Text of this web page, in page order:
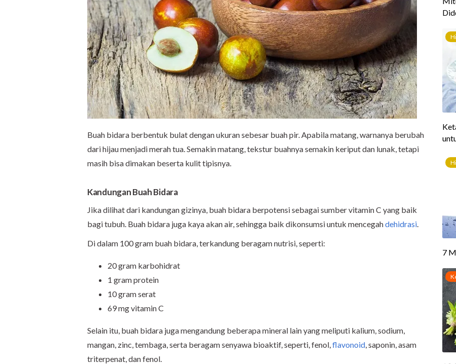
Buah bidara berbentuk bulat dengan ukuran sebesar buah pir. Apabila matang, warnanya berubah
dari hijau menjadi merah tua. Semakin matang, tekstur buahnya semakin keriput dan lunak, tetapi
masih bisa dimakan beserta kulit tipisnya.
Kandungan Buah Bidara
Jika dilihat dari kandungan gizinya, buah bidara berpotensi sebagai sumber vitamin C yang baik
bagi tubuh. Buah bidara juga kaya akan air, sehingga baik dikonsumsi untuk mencegahdehidrasi.
Di dalam 100 gram buah bidara, terkandung beragam nutrisi, seperti:
20 gram karbohidrat
1 gram protein
10 gram serat
69 mg vitamin C
Selain itu, buah bidara juga mengandung beberapa mineral lain yang meliputi kalium, sodium,
mangan, zinc, tembaga, serta beragam senyawa bioaktif, seperti, fenol,flavonoid, saponin, asam
triterpenat, dan fenol.